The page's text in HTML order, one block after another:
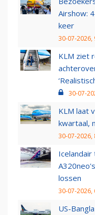
Airshow:
keer
30-07-2026,
KLM ziet
30-07-
KLM laat
kwartaal,
30-07-2026,
lossen
30-07-2026,
US-